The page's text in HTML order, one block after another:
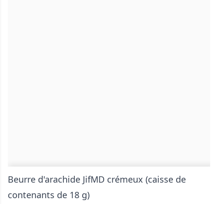
Beurre d'arachide JifMD crémeux (caisse de
contenants de 18 g)